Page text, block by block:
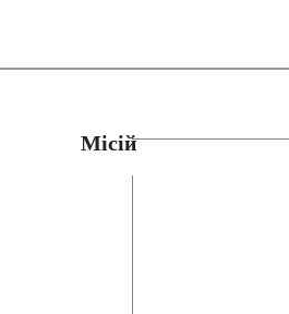
Місій